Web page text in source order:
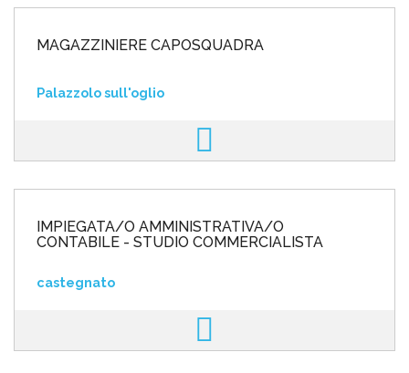
MAGAZZINIERE CAPOSQUADRA
Palazzolo sull'oglio
IMPIEGATA/O AMMINISTRATIVA/O
CONTABILE - STUDIO COMMERCIALISTA
castegnato